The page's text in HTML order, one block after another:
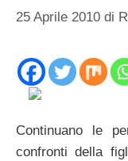
25 Aprile 2010 di
Continuano le
confronti della